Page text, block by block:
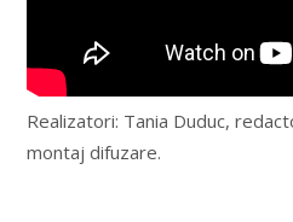
Realizatori: Tania Duduc,
montaj difuzare.